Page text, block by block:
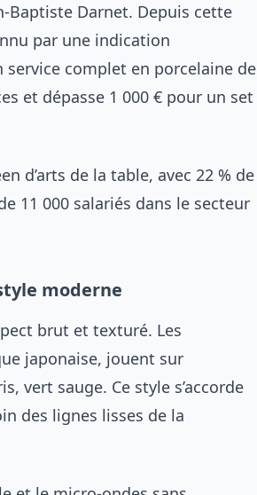
Baptiste Darnet. Depuis cette
par une indication
complet en porcelaine de
et dépasse 1 000 € pour un set
d’arts de la table, avec 22 % de
11 000 salariés dans le secteur
moderne
brut et texturé. Les
japonaise, jouent sur
vert sauge. Ce style s’accorde
des lignes lisses de la